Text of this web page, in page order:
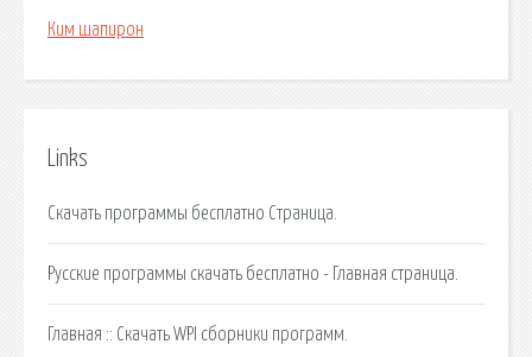
Ким шапирон
Links
Скачать программы бесплатно Страница.
Русские программы скачать бесплатно - Главная страница.
Главная :: Скачать WPI сборники программ.